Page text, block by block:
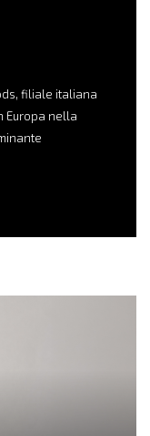
filiale italiana
Europa nella